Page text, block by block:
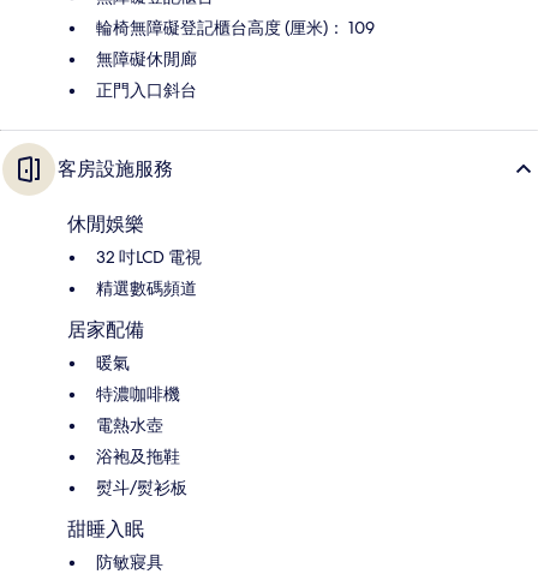
輪椅無障礙登記櫃台高度 (厘米)： 109
無障礙休閒廊
正門入口斜台
客房設施服務
休閒娛樂
32 吋LCD 電視
精選數碼頻道
居家配備
暖氣
特濃咖啡機
電熱水壺
浴袍及拖鞋
熨斗/熨衫板
甜睡入眠
防敏寢具